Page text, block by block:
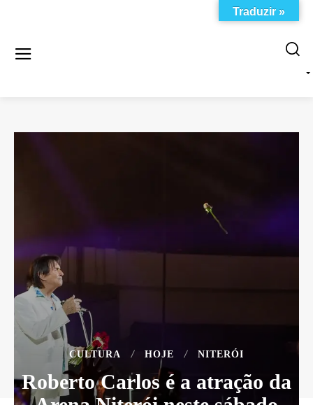
CULTURA HOJE NITERÓI
Roberto Carlos é a atração da
Traduzir »